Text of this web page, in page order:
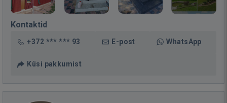
Kontaktid
+372 *** *** 93 E-post WhatsApp
Küsi pakkumist